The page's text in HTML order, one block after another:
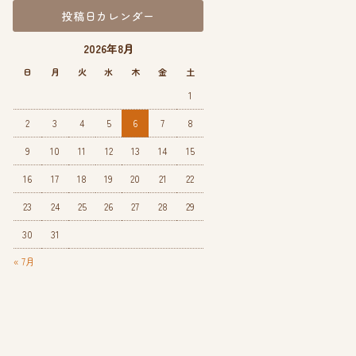
投稿日カレンダー
2026年8月
日 月 火 水 木 金 土
« 7月
1
2 3 4 5 6 7 8
9 10 11 12 13 14 15
16 17 18 19 20 21 22
23 24 25 26 27 28 29
30 31